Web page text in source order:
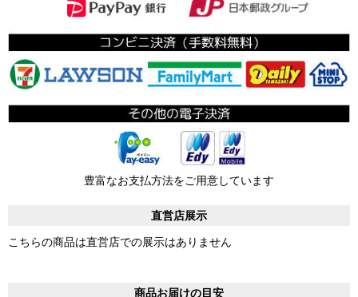
豊富なお支払方法をご用意しています
直営店展示
こちらの商品は直営店での展示はありません
商品お届けの目安